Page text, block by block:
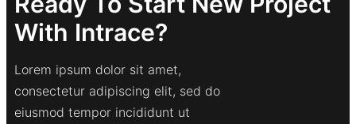
With Intrace?
Lorem ipsum dolor sit amet,
consectetur adipiscing elit, sed do
eiusmod tempor incididunt ut